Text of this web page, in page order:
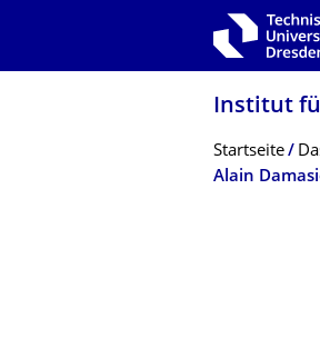
Zur Hauptnavigation springen
Institut
Breadcrumb-
Startseite
Alain